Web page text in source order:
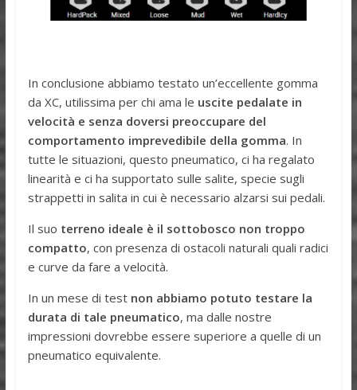
In conclusione abbiamo testato un’eccellente gomma
da XC, utilissima per chi ama le uscite pedalate in
velocità e senza doversi preoccupare del
comportamento imprevedibile della gomma. In
tutte le situazioni, questo pneumatico, ci ha regalato
linearità e ci ha supportato sulle salite, specie sugli
strappetti in salita in cui è necessario alzarsi sui pedali.
Il suo terreno ideale è il sottobosco non troppo
compatto, con presenza di ostacoli naturali quali radici
e curve da fare a velocità.
In un mese di test non abbiamo potuto testare la
durata di tale pneumatico, ma dalle nostre
impressioni dovrebbe essere superiore a quelle di un
pneumatico equivalente.